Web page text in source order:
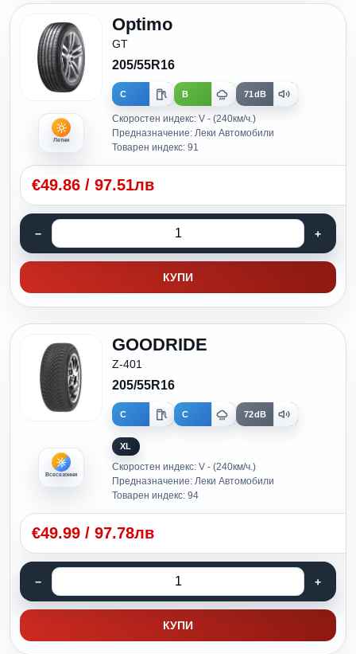
Летни
Optimo
GT
205/55R16
C B 71dB
Скоростен индекс: V - (240км/ч.)
Предназначение: Леки Автомобили
Товарен индекс: 91
€49.86 / 97.51лв
КУПИ
Всесезонни
GOODRIDE
Z-401
205/55R16
C C 72dB
XL
Скоростен индекс: V - (240км/ч.)
Предназначение: Леки Автомобили
Товарен индекс: 94
€49.99 / 97.78лв
КУПИ